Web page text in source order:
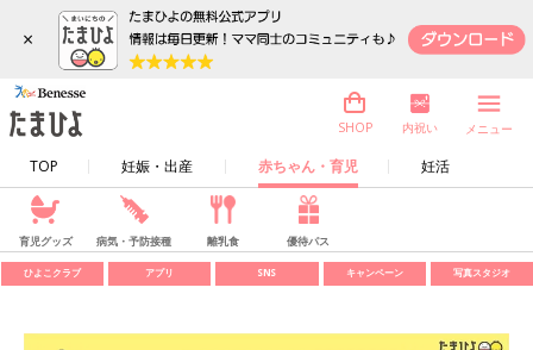
×
TOP 妊娠・出産 赤ちゃん・育児 妊活
SHOP 内祝い メニュー
育児グッズ 病気・予防接種 離乳食 優待パス
ひよこクラブ アプリ SNS キャンペーン 写真スタジオ